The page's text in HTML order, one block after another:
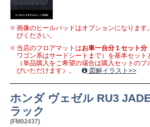
画像のヒールパッドはオプションになります
びください。
当店のフロアマットはお車一台分１セット分
ワゴン系はサードシートまで）を基本セット
（単品購入をご希望の場合は購入セットの
びいただけます）。
図解イラスト>>
ホンダ ヴェゼル RU3
ラック
(FM02437)